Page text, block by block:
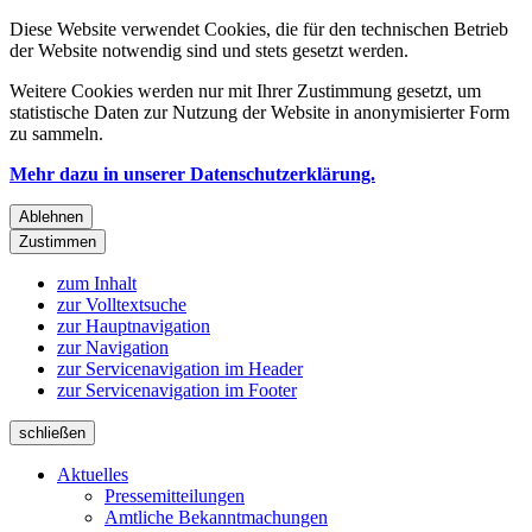
Diese Website verwendet Cookies, die für den technischen Betrieb
der Website notwendig sind und stets gesetzt werden.
Weitere Cookies werden nur mit Ihrer Zustimmung gesetzt, um
statistische Daten zur Nutzung der Website in anonymisierter Form
zu sammeln.
Mehr dazu in unserer Datenschutzerklärung.
Ablehnen
Zustimmen
zum Inhalt
zur Volltextsuche
zur Hauptnavigation
zur Navigation
zur Servicenavigation im Header
zur Servicenavigation im Footer
schließen
Aktuelles
Pressemitteilungen
Amtliche Bekanntmachungen